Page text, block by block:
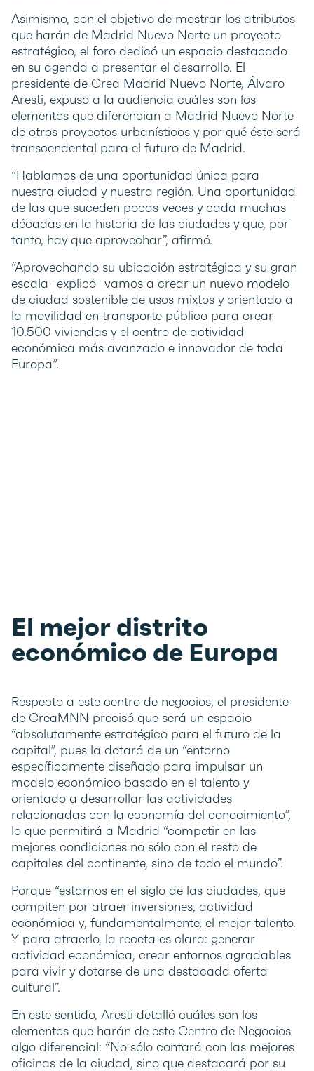
Asimismo, con el objetivo de mostrar los atributos
que harán de Madrid Nuevo Norte un proyecto
estratégico, el foro dedicó un espacio destacado
en su agenda a presentar el desarrollo. El
presidente de Crea Madrid Nuevo Norte, Álvaro
Aresti, expuso a la audiencia cuáles son los
elementos que diferencian a Madrid Nuevo Norte
de otros proyectos urbanísticos y por qué éste será
transcendental para el futuro de Madrid.
“Hablamos de una oportunidad única para
nuestra ciudad y nuestra región. Una oportunidad
de las que suceden pocas veces y cada muchas
décadas en la historia de las ciudades y que, por
tanto, hay que aprovechar”, afirmó.
“Aprovechando su ubicación estratégica y su gran
escala -explicó- vamos a crear un nuevo modelo
de ciudad sostenible de usos mixtos y orientado a
la movilidad en transporte público para crear
10.500 viviendas y el centro de actividad
económica más avanzado e innovador de toda
Europa”.
El mejor distrito
económico de Europa
Respecto a este centro de negocios, el presidente
de CreaMNN precisó que será un espacio
“absolutamente estratégico para el futuro de la
capital”, pues la dotará de un “entorno
específicamente diseñado para impulsar un
modelo económico basado en el talento y
orientado a desarrollar las actividades
relacionadas con la economía del conocimiento”,
lo que permitirá a Madrid “competir en las
mejores condiciones no sólo con el resto de
capitales del continente, sino de todo el mundo”.
Porque “estamos en el siglo de las ciudades, que
compiten por atraer inversiones, actividad
económica y, fundamentalmente, el mejor talento.
Y para atraerlo, la receta es clara: generar
actividad económica, crear entornos agradables
para vivir y dotarse de una destacada oferta
cultural”.
En este sentido, Aresti detalló cuáles son los
elementos que harán de este Centro de Negocios
algo diferencial: “No sólo contará con las mejores
oficinas de la ciudad, sino que destacará por su